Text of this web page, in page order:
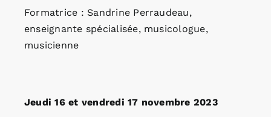
Formatrice : Sandrine Perraudeau,
enseignante spécialisée, musicologue,
musicienne
Jeudi 16 et vendredi 17 novembre 2023